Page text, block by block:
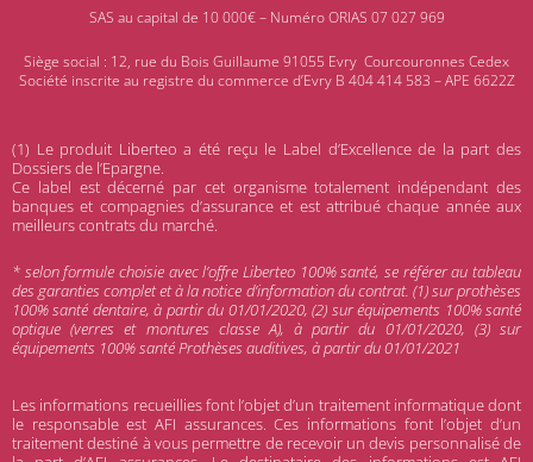
SAS au capital de 10 000€ – Numéro ORIAS 07 027 969
Siège social : 12, rue du Bois Guillaume 91055 Evry Courcouronnes Cedex
Société inscrite au registre du commerce d’Evry B 404 414 583 – APE 6622Z
(1) Le produit Liberteo a été reçu le Label d’Excellence de la part des
Dossiers de l’Epargne.
Ce label est décerné par cet organisme totalement indépendant des
banques et compagnies d’assurance et est attribué chaque année aux
meilleurs contrats du marché.
* selon formule choisie avec l’offre Liberteo 100% santé, se référer au tableau
des garanties complet et à la notice d’information du contrat. (1) sur prothèses
100% santé dentaire, à partir du 01/01/2020, (2) sur équipements 100% santé
optique (verres et montures classe A), à partir du 01/01/2020, (3) sur
équipements 100% santé Prothèses auditives, à partir du 01/01/2021
Les informations recueillies font l’objet d’un traitement informatique dont
le responsable est AFI assurances. Ces informations font l’objet d’un
traitement destiné à vous permettre de recevoir un devis personnalisé de